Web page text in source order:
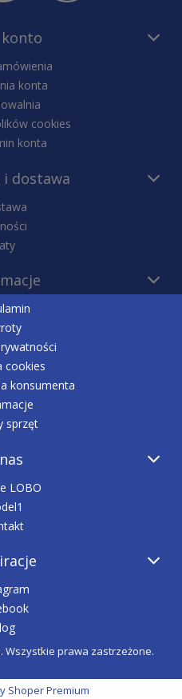
konta
cookies
konta
i dostawa
cookies
konsumenta
sprzęt
LOBO
Wszystkie prawa zastrzeżone.
Shoper Premium